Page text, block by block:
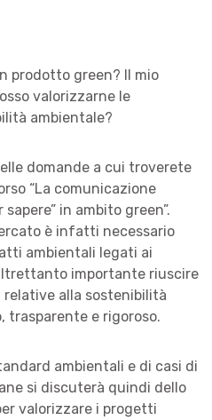
prodotto green? Il mio
valorizzarne le
ambientale?
domande a cui troverete
“La comunicazione
in ambito green”.
è infatti necessario
ambientali legati ai
importante riuscire
alla sostenibilità
trasparente e rigoroso.
ambientali e di casi di
si discuterà quindi dello
valorizzare i progetti